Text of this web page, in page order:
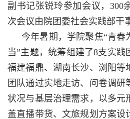
副书记张锐玲参加会议，300
次会议由院团委社会实践部干
今年暑期，学院聚焦“青春
当”主题，统筹组建了8支实践
福建福鼎、湖南长沙、浏阳等
团队通过实地走访、问卷调研
状况与基层治理需求，以多元
盖直播带货、文旅规划方案设